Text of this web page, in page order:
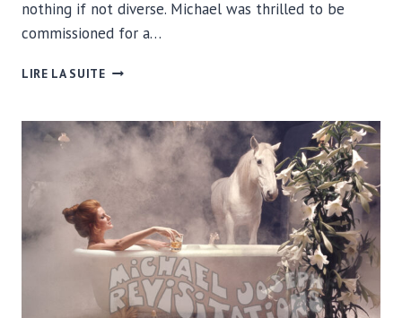
nothing if not diverse. Michael was thrilled to be
commissioned for a…
LIRE LA SUITEREPÉRAGES
POUR
PIRELLI